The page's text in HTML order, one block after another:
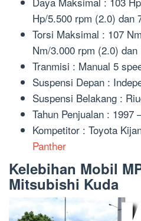
Hp/5.500 rpm (2.0) dan
Torsi Maksimal : 107
Nm/3.000 rpm (2.0)
Tranmisi : Manual 5
Suspensi Depan :
Suspensi Belakang :
Tahun Penjualan : 1997
Kompetitor : Toyota
Panther
Kelebihan Mobil
Mitsubishi Kuda